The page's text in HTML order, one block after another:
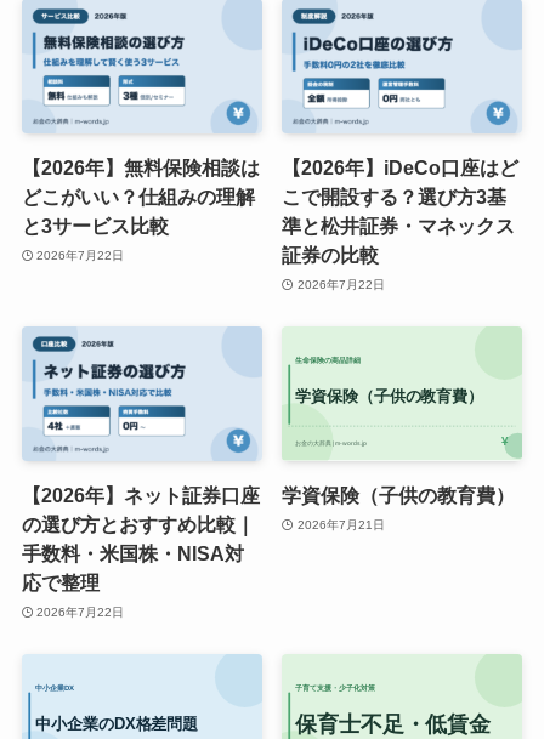
【2026年】無料保険相談は
どこがいい？仕組みの理解
と3サービス比較
2026年7月22日
【2026年】iDeCo口座はど
こで開設する？選び方3基
準と松井証券・マネックス
証券の比較
2026年7月22日
【2026年】ネット証券口座
の選び方とおすすめ比較｜
手数料・米国株・NISA対
応で整理
2026年7月22日
学資保険（子供の教育費）
2026年7月21日